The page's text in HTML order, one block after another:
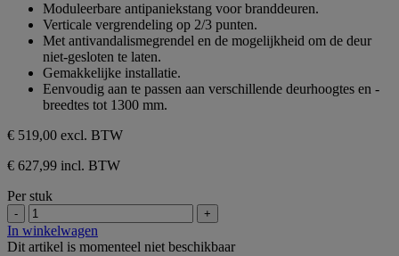
sterren.
Moduleerbare antipaniekstang voor branddeuren.
Verticale vergrendeling op 2/3 punten.
Met antivandalismegrendel en de mogelijkheid om de deur
niet-gesloten te laten.
Gemakkelijke installatie.
Eenvoudig aan te passen aan verschillende deurhoogtes en -
breedtes tot 1300 mm.
€ 519,00 excl. BTW
€ 627,99 incl. BTW
Per stuk
- +
In winkelwagen
Dit artikel is momenteel niet beschikbaar